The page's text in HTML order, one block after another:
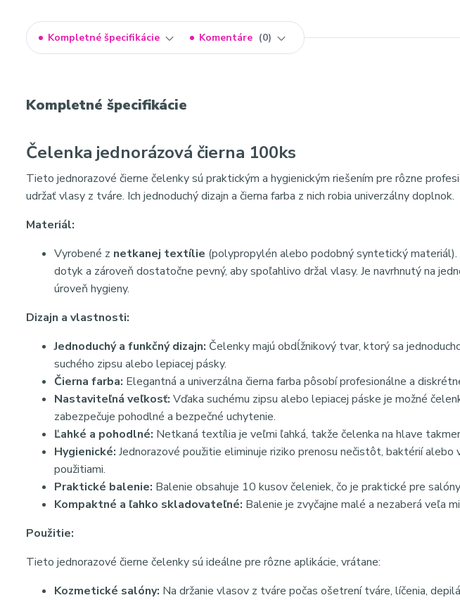
Kompletné špecifikácie Komentáre 0
Kompletné špecifikácie
Čelenka jednorázová čierna 100ks
Tieto jednorazové čierne čelenky sú praktickým a hygienickým riešením pre rôzne
udržať vlasy z tváre. Ich jednoduchý dizajn a čierna farba z nich robia univerzálny doplnok.
Materiál:
Vyrobené z netkanej textílie (polypropylén alebo podobný syntetický
dotyk a zároveň dostatočne pevný, aby spoľahlivo držal vlasy. Je navrhnutý na
úroveň hygieny.
Dizajn a vlastnosti:
Jednoduchý a funkčný dizajn: Čelenky majú obdĺžnikový tvar, ktorý sa
suchého zipsu alebo lepiacej pásky.
Čierna farba: Elegantná a univerzálna čierna farba pôsobí profesionálne a
Nastaviteľná veľkosť: Vďaka suchému zipsu alebo lepiacej páske je možné
zabezpečuje pohodlné a bezpečné uchytenie.
Ľahké a pohodlné: Netkaná textília je veľmi ľahká, takže čelenka na hlave
Hygienické: Jednorazové použitie eliminuje riziko prenosu nečistôt, baktérií
použitiami.
Praktické balenie: Balenie obsahuje 10 kusov čeleniek, čo je praktické pre
Kompaktné a ľahko skladovateľné: Balenie je zvyčajne malé a nezaberá veľa
Použitie:
Tieto jednorazové čierne čelenky sú ideálne pre rôzne aplikácie, vrátane:
Kozmetické salóny: Na držanie vlasov z tváre počas ošetrení tváre, líčenia,